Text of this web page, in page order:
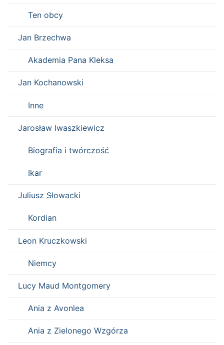
Ten obcy
Jan Brzechwa
Akademia Pana Kleksa
Jan Kochanowski
Inne
Jarosław Iwaszkiewicz
Biografia i twórczość
Ikar
Juliusz Słowacki
Kordian
Leon Kruczkowski
Niemcy
Lucy Maud Montgomery
Ania z Avonlea
Ania z Zielonego Wzgórza